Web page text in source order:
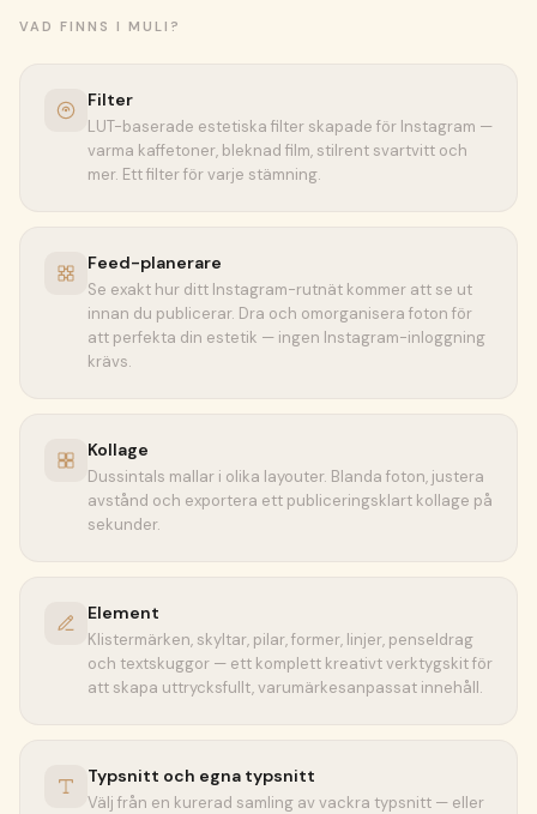
VAD FINNS I MULI?
Filter
LUT-baserade estetiska filter skapade för Instagram —
varma kaffetoner, bleknad film, stilrent svartvitt och
mer. Ett filter för varje stämning.
Feed-planerare
Se exakt hur ditt Instagram-rutnät kommer att se ut
innan du publicerar. Dra och omorganisera foton för
att perfekta din estetik — ingen Instagram-inloggning
krävs.
Kollage
Dussintals mallar i olika layouter. Blanda foton, justera
avstånd och exportera ett publiceringsklart kollage på
sekunder.
Element
Klistermärken, skyltar, pilar, former, linjer, penseldrag
och textskuggor — ett komplett kreativt verktygskit för
att skapa uttrycksfullt, varumärkesanpassat innehåll.
Typsnitt och egna typsnitt
Välj från en kurerad samling av vackra typsnitt — eller